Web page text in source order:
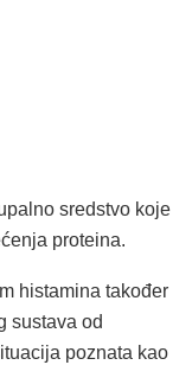
sredstvo koje
proteina.
histamina također
sustava od
poznata kao